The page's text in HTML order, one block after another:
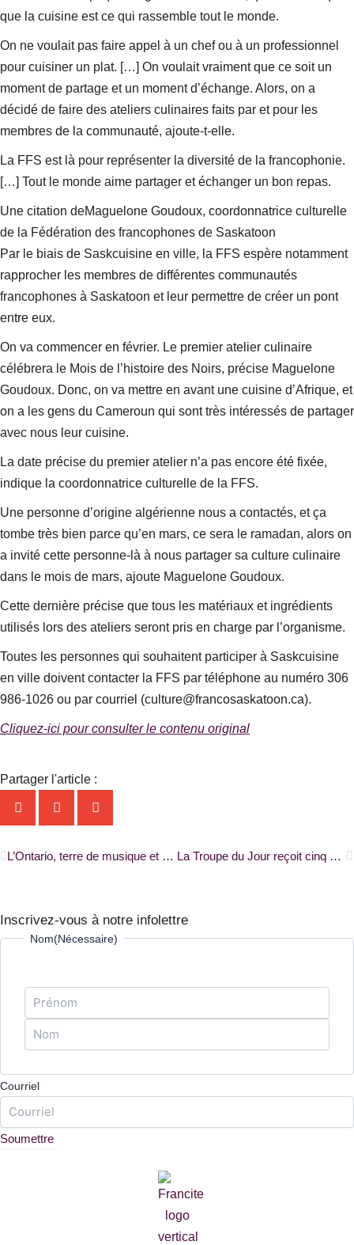
que la cuisine est ce qui rassemble tout le monde.
On ne voulait pas faire appel à un chef ou à un professionnel
pour cuisiner un plat. […] On voulait vraiment que ce soit un
moment de partage et un moment d’échange. Alors, on a
décidé de faire des ateliers culinaires faits par et pour les
membres de la communauté, ajoute-t-elle.
La FFS est là pour représenter la diversité de la francophonie.
[…] Tout le monde aime partager et échanger un bon repas.
Une citation deMaguelone Goudoux, coordonnatrice culturelle
de la Fédération des francophones de Saskatoon
Par le biais de Saskcuisine en ville, la FFS espère notamment
rapprocher les membres de différentes communautés
francophones à Saskatoon et leur permettre de créer un pont
entre eux.
On va commencer en février. Le premier atelier culinaire
célébrera le Mois de l’histoire des Noirs, précise Maguelone
Goudoux. Donc, on va mettre en avant une cuisine d’Afrique, et
on a les gens du Cameroun qui sont très intéressés de partager
avec nous leur cuisine.
La date précise du premier atelier n’a pas encore été fixée,
indique la coordonnatrice culturelle de la FFS.
Une personne d’origine algérienne nous a contactés, et ça
tombe très bien parce qu’en mars, ce sera le ramadan, alors on
a invité cette personne-là à nous partager sa culture culinaire
dans le mois de mars, ajoute Maguelone Goudoux.
Cette dernière précise que tous les matériaux et ingrédients
utilisés lors des ateliers seront pris en charge par l’organisme.
Toutes les personnes qui souhaitent participer à Saskcuisine
en ville doivent contacter la FFS par téléphone au numéro 306
986-1026 ou par courriel (culture@francosaskatoon.ca).
Cliquez-ici pour consulter le contenu original
Partager l'article :
Précédent L’Ontario, terre de musique et d’art en français |ONFR+| La Troupe du Jour reçoit cinq nominations au gala des Saskatoon & Area Theatre Awards |RADIO-CANADA|
Inscrivez-vous à notre infolettre
Nom(Nécessaire)
Prénom
Nom
Courriel
Soumettre